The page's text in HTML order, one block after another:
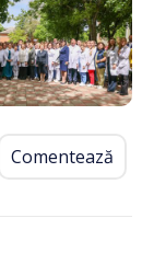
Comentează